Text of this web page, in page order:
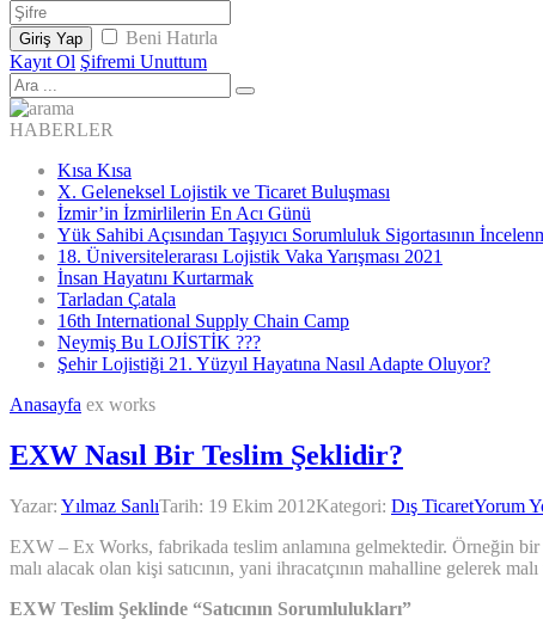
Giriş Yap
Beni Hatırla
Kayıt Ol Şifremi Unuttum
HABERLER
Kısa Kısa
X. Geleneksel Lojistik ve Ticaret Buluşması
İzmir’in İzmirlilerin En Acı Günü
Yük Sahibi Açısından Taşıyıcı Sorumluluk Sigortasının
18. Üniversitelerarası Lojistik Vaka Yarışması 2021
İnsan Hayatını Kurtarmak
Tarladan Çatala
16th International Supply Chain Camp
Neymiş Bu LOJİSTİK ???
Şehir Lojistiği 21. Yüzyıl Hayatına Nasıl Adapte Oluyor?
Anasayfa ex works
EXW Nasıl Bir Teslim Şeklidir?
Yazar: Yılmaz SanlıTarih: 19 Ekim 2012Kategori: Dış TicaretYorum
EXW – Ex Works, fabrikada teslim anlamına gelmektedir. Örneğin
malı alacak olan kişi satıcının, yani ihracatçının mahalline gelerek malı
EXW Teslim Şeklinde “Satıcının Sorumlulukları”